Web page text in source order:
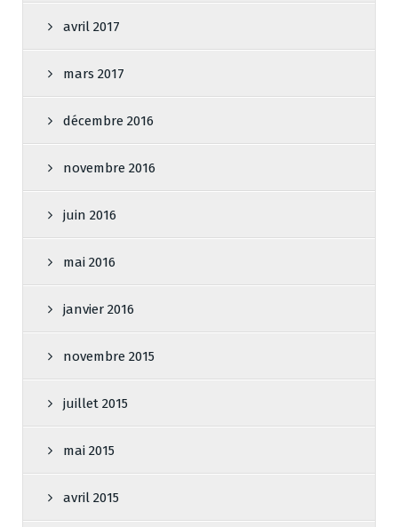
avril 2017
mars 2017
décembre 2016
novembre 2016
juin 2016
mai 2016
janvier 2016
novembre 2015
juillet 2015
mai 2015
avril 2015